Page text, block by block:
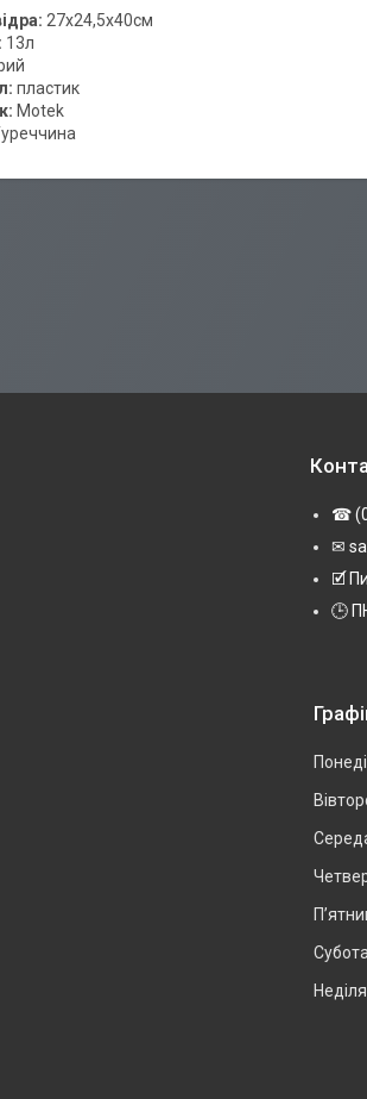
27х24,5х40см
13л
пластик
Motek
☎
✉
🗹
🕒
Субота
Неділя